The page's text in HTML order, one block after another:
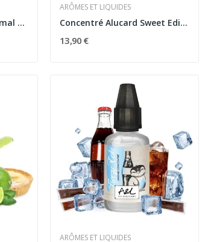
Concentré Ragnarok Primal Sweet Edition 30ml...
ARÔMES ET LIQUIDES
Concentré Alucard Sweet Edition Ultimate 30ml -...
13,90 €
ARÔMES ET LIQUIDES